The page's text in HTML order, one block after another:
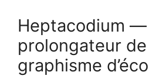
Heptacodium —
prolongateur
graphisme